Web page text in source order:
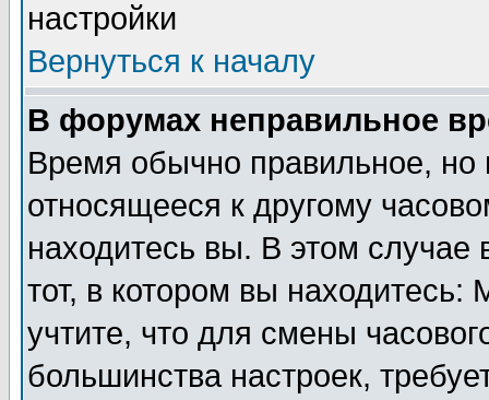
настройки
Вернуться к началу
В форумах неправильное
Время обычно правильное,
относящееся к другому
находитесь вы. В этом
тот, в котором вы
учтите, что для смены
большинства настроек,